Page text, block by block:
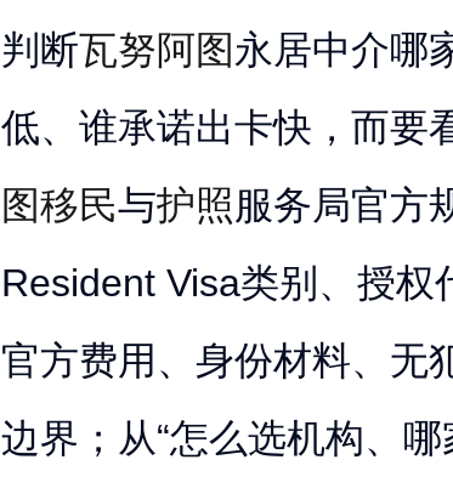
判断瓦努阿图永居中介哪
低、谁承诺出卡快，而要
图移民与护照服务局官方
Resident Visa类别、授权
官方费用、身份材料、无
边界；从“怎么选机构、